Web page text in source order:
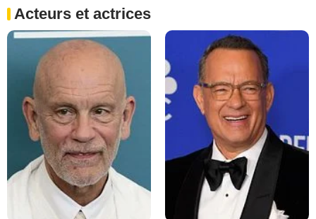
Acteurs et actrices